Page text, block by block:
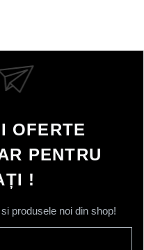
OFERTE
PENTRU
!
produsele noi din shop!